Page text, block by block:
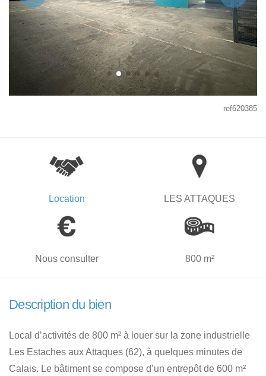
ref620385
Location LES ATTAQUES
Nous consulter 800 m²
Description du bien
Local d’activités de 800 m² à louer sur la zone industrielle
Les Estaches aux Attaques (62), à quelques minutes de
Calais. Le bâtiment se compose d’un entrepôt de 600 m²